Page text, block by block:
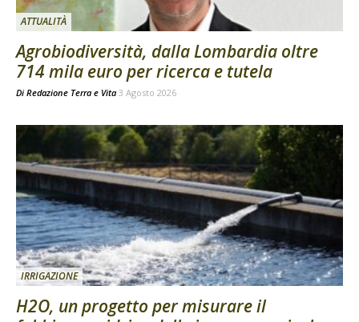
ATTUALITÀ
Agrobiodiversità, dalla Lombardia oltre
714 mila euro per ricerca e tutela
Di Redazione Terra e Vita 3 Agosto 2026
IRRIGAZIONE
H2O, un progetto per misurare il